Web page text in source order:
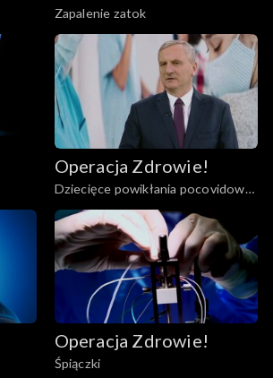
Zapalenie zatok
Operacja Zdrowie!
Dziecięce powikłania pocovidowe
(PIMS)
Operacja Zdrowie!
Śpiączki